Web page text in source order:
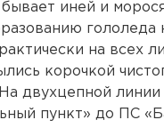
иней и
гололеда
на всех
корочкой
двухцепной линии
пункт» до ПС